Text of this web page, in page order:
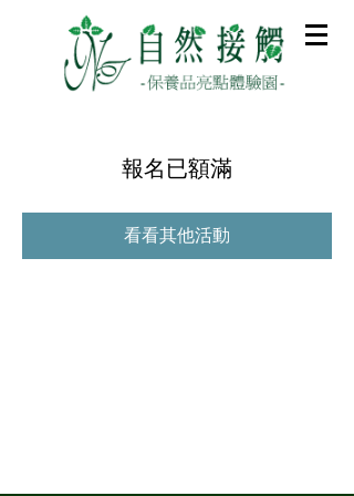
報名已額滿
看看其他活動